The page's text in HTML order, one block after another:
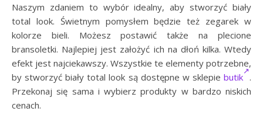
Naszym zdaniem to wybór idealny, aby stworzyć biały
total look. Świetnym pomysłem będzie też zegarek w
kolorze bieli. Możesz postawić także na plecione
bransoletki. Najlepiej jest założyć ich na dłoń kilka. Wtedy
efekt jest najciekawszy. Wszystkie te elementy potrzebne,
by stworzyć biały total look są dostępne w sklepie butik .
Przekonaj się sama i wybierz produkty w bardzo niskich
cenach.